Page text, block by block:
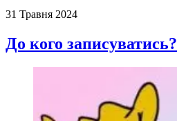
31 Травня 2024
До кого записуватись?